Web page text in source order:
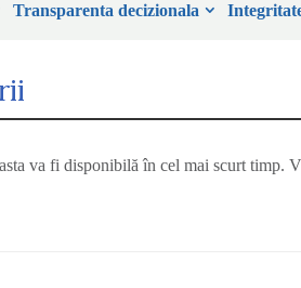
Transparenta decizionala
va fi disponibilă în cel mai scurt timp.